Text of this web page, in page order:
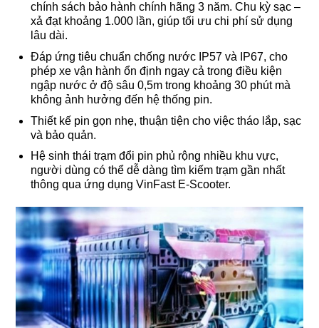
chính sách bảo hành chính hãng 3 năm. Chu kỳ sạc –
xả đạt khoảng 1.000 lần, giúp tối ưu chi phí sử dụng
lâu dài.
Đáp ứng tiêu chuẩn chống nước IP57 và IP67, cho
phép xe vận hành ổn định ngay cả trong điều kiện
ngập nước ở độ sâu 0,5m trong khoảng 30 phút mà
không ảnh hưởng đến hệ thống pin.
Thiết kế pin gọn nhẹ, thuận tiện cho việc tháo lắp, sạc
và bảo quản.
Hệ sinh thái trạm đổi pin phủ rộng nhiều khu vực,
người dùng có thể dễ dàng tìm kiếm trạm gần nhất
thông qua ứng dụng VinFast E-Scooter.